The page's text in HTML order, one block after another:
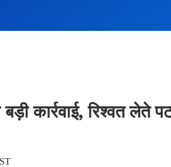
कार्रवाई, रिश्वत लेते